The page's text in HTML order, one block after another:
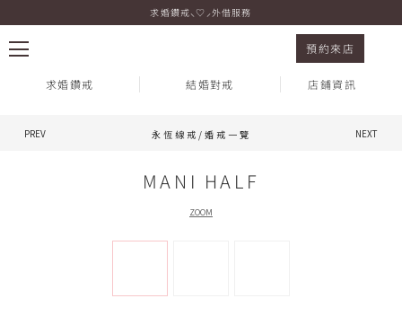
永恆線戒/婚戒 MANI HALF 玫瑰金
求婚鑽戒⸜♡⸝外借服務
預約來店
求婚鑽戒 結婚對戒 店鋪資訊
永恆線戒/婚戒一覽 NEXT
PREV
ZOOM
MANI HALF